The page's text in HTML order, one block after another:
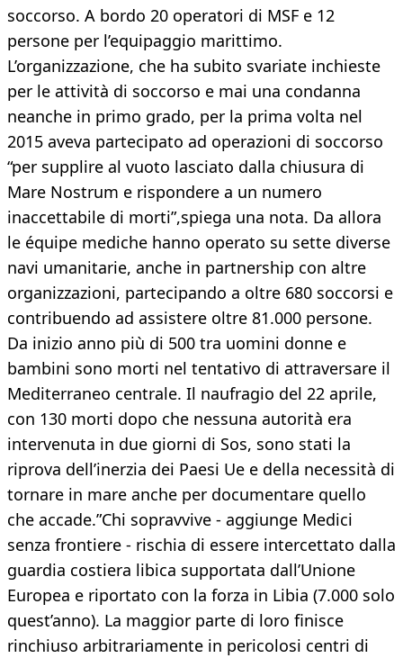
soccorso. A bordo 20 operatori di MSF e 12
persone per l’equipaggio marittimo.
L’organizzazione, che ha subito svariate inchieste
per le attività di soccorso e mai una condanna
neanche in primo grado, per la prima volta nel
2015 aveva partecipato ad operazioni di soccorso
“per supplire al vuoto lasciato dalla chiusura di
Mare Nostrum e rispondere a un numero
inaccettabile di morti”,spiega una nota. Da allora
le équipe mediche hanno operato su sette diverse
navi umanitarie, anche in partnership con altre
organizzazioni, partecipando a oltre 680 soccorsi e
contribuendo ad assistere oltre 81.000 persone.
Da inizio anno più di 500 tra uomini donne e
bambini sono morti nel tentativo di attraversare il
Mediterraneo centrale. Il naufragio del 22 aprile,
con 130 morti dopo che nessuna autorità era
intervenuta in due giorni di Sos, sono stati la
riprova dell’inerzia dei Paesi Ue e della necessità di
tornare in mare anche per documentare quello
che accade.”Chi sopravvive - aggiunge Medici
senza frontiere - rischia di essere intercettato dalla
guardia costiera libica supportata dall’Unione
Europea e riportato con la forza in Libia (7.000 solo
quest’anno). La maggior parte di loro finisce
rinchiuso arbitrariamente in pericolosi centri di